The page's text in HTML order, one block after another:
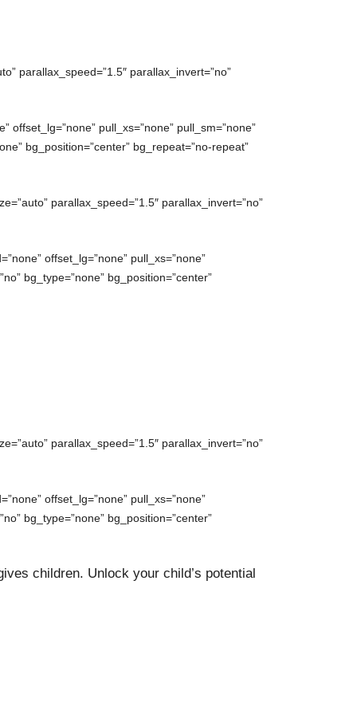
parallax_speed=”1.5″ parallax_invert=”no”
offset_lg=”none” pull_xs=”none” pull_sm=”none”
bg_position=”center” bg_repeat=”no-repeat”
parallax_speed=”1.5″ parallax_invert=”no”
offset_lg=”none” pull_xs=”none”
bg_type=”none” bg_position=”center”
parallax_speed=”1.5″ parallax_invert=”no”
offset_lg=”none” pull_xs=”none”
bg_type=”none” bg_position=”center”
children. Unlock your child’s potential